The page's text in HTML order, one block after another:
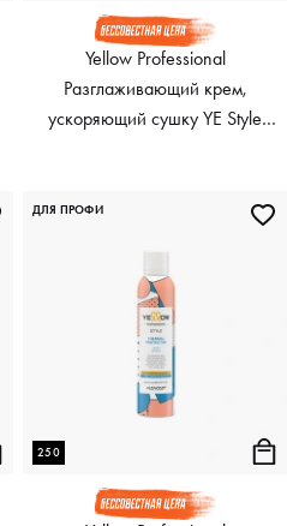
Yellow Professional
Разглаживающий крем,
ускоряющий сушку YE Style
250
ДЛЯ ПРОФИ